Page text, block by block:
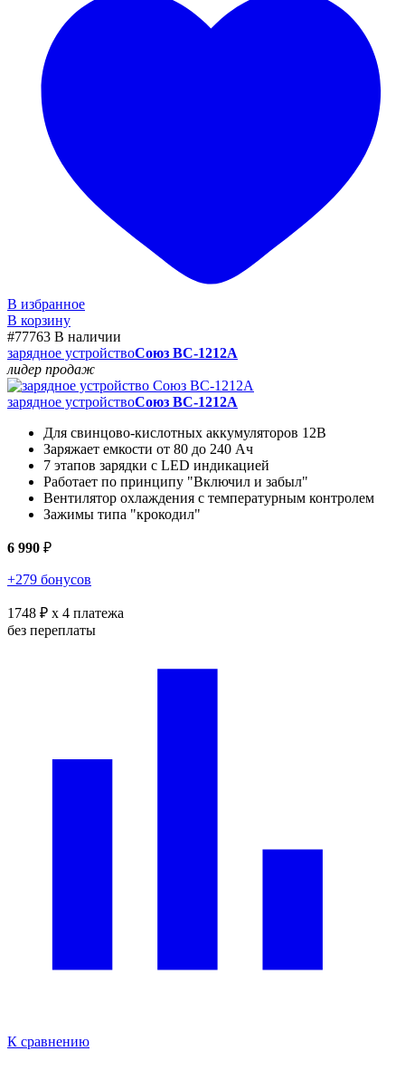
В избранное
В корзину
#77763 В наличии
зарядное устройствоСоюз BC-1212A
лидер продаж
зарядное устройствоСоюз BC-1212A
Для свинцово-кислотных аккумуляторов 12В
Заряжает емкости от 80 до 240 Ач
7 этапов зарядки с LED индикацией
Работает по принципу "Включил и забыл"
Вентилятор охлаждения с температурным контролем
Зажимы типа "крокодил"
6 990 ₽
+279 бонусов
1748 ₽ x 4 платежа
без переплаты
К сравнению